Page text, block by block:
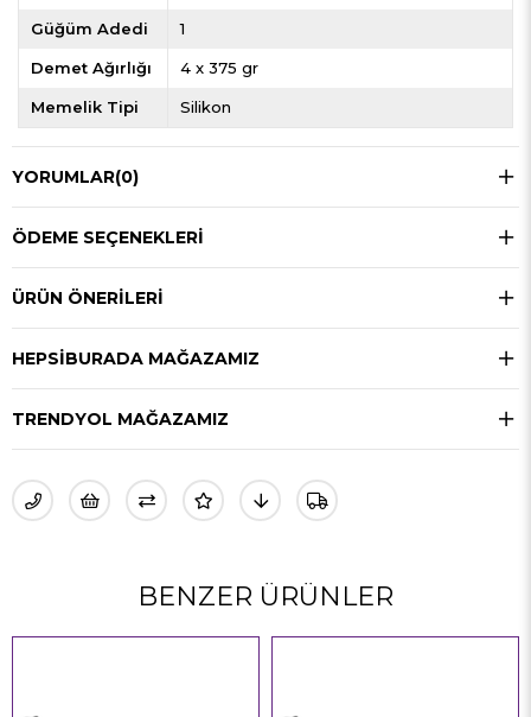
Güğüm Adedi 1
Demet Ağırlığı 4 x 375 gr
Memelik Tipi Silikon
YORUMLAR(0)
ÖDEME SEÇENEKLERI
ÜRÜN ÖNERILERI
HEPSIBURADA MAĞAZAMIZ
TRENDYOL MAĞAZAMIZ
BENZER ÜRÜNLER